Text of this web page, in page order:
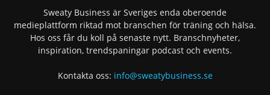
Sweaty Business är Sveriges enda oberoende
medieplattform riktad mot branschen för träning och hälsa.
Hos oss får du koll på senaste nytt. Branschnyheter,
inspiration, trendspaningar podcast och events.
Kontakta oss: info@sweatybusiness.se